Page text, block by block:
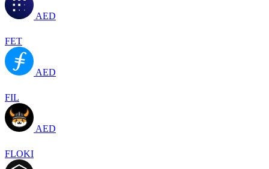
AED
FET
AED
FIL
AED
FLOKI